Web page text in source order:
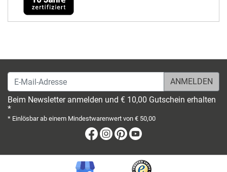
E-Mail-Adresse
Beim Newsletter anmelden und € 10,00 Gutschein erhalten
*
* Einlösbar ab einem Mindestwarenwert von € 50,00
Facebook
Instagram
Pinterest